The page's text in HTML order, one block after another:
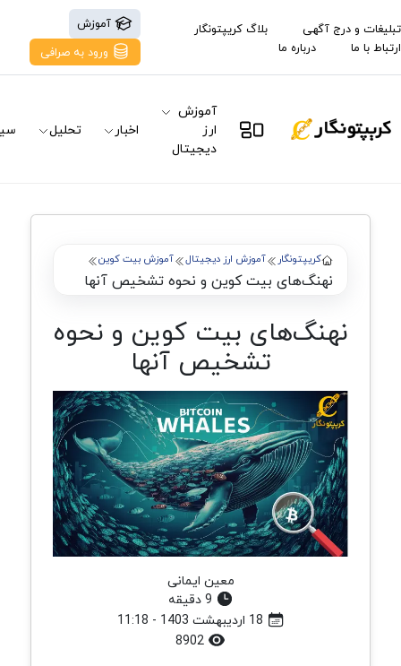
تبلیغات و درج آگهی
بلاگ کریپتونگار
ارتباط با ما
درباره ما
آموزش
ورود به صرافی
آموزش
ارز
دیجیتال
اخبار تحلیل
کریپتونگار آموزش ارز دیجیتال آموزش بیت کوین
نهنگ‌های بیت کوین و نحوه تشخیص آنها
نهنگ‌های بیت کوین و نحوه
تشخیص آنها
معین ایمانی